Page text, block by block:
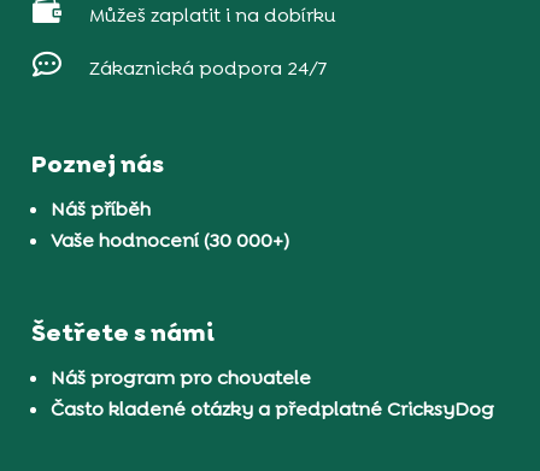
 Můžeš zaplatit i na dobírku
 Zákaznická podpora 24/7
Poznej nás
Náš příběh
Vaše hodnocení (30 000+)
Šetřete s námi
Náš program pro chovatele
Často kladené otázky a předplatné CricksyDog